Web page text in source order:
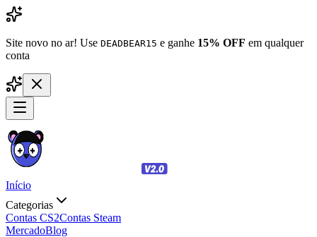
Site novo no ar! Use DEADBEAR15 e ganhe 15% OFF em qualquer
conta
Início
Categorias
Contas CS2Contas Steam
MercadoBlog